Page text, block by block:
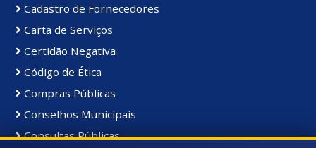
Cadastro de Fornecedores
Carta de Serviços
Certidão Negativa
Código de Ética
Compras Públicas
Conselhos Municipais
Consultas Públicas